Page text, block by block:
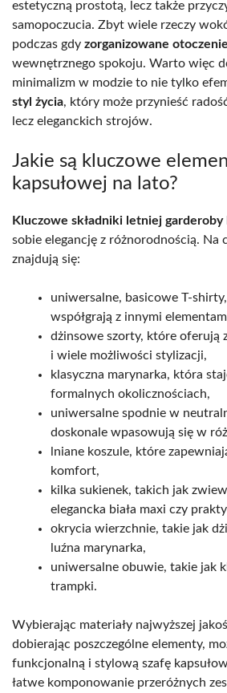
estetyczną prostotą, lecz także
samopoczucia. Zbyt wiele rzeczy
podczas gdy zorganizowane otoczenie
wewnętrznego spokoju. Warto więc
minimalizm w modzie to nie tylko
styl życia, który może przynieść
lecz eleganckich strojów.
Jakie są kluczowe
kapsułowej na lato?
Kluczowe składniki letniej garderoby
sobie elegancję z różnorodnością. Na
znajdują się:
uniwersalne, basicowe T-
współgrają z innymi
dżinsowe szorty, które oferują
i wiele możliwości stylizacji,
klasyczna marynarka, która
formalnych okolicznościach,
uniwersalne spodnie w
doskonale wpasowują się w
lniane koszule, które
komfort,
kilka sukienek, takich jak
elegancka biała maxi czy
okrycia wierzchnie, takie jak
luźna marynarka,
uniwersalne obuwie, takie jak
trampki.
Wybierając materiały najwyższej
dobierając poszczególne elementy,
funkcjonalną i stylową szafę
łatwe komponowanie przeróżnych